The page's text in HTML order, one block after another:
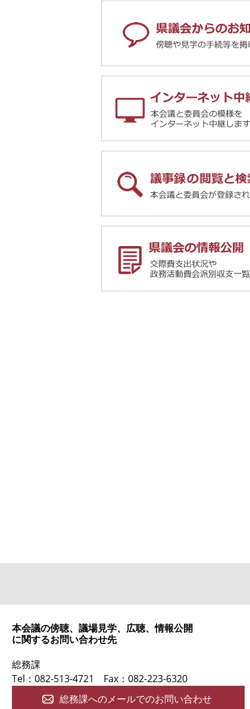
本会議の傍聴、議場見学、広聴、情報公開
に関するお問い合わせ先
総務課
Tel：082-513-4721
Fax：082-223-6320
総務課へのメールでのお問い合わせ